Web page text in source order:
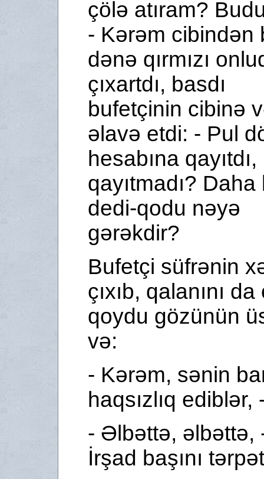
çölə atıram?
- Kərəm cibindən
dənə qırmızı
çıxartdı, basdı
bufetçinin cibinə
əlavə etdi: - Pul
hesabına qayıtdı,
qayıtmadı? Daha
dedi-qodu nəyə
gərəkdir?
Bufetçi süfrənin
çıxıb, qalanını
qoydu gözünün
və:
- Kərəm, sənin
haqsızlıq ediblər,
- Əlbəttə, əlbəttə,
İrşad başını